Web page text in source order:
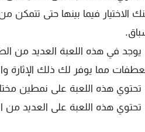
الاختيار فيما بينها حتى تتمكن
في هذه اللعبة العديد من
مما يوفر لك ذلك الإثارة
هذه اللعبة على نمطين
هذه اللعبة على العديد من